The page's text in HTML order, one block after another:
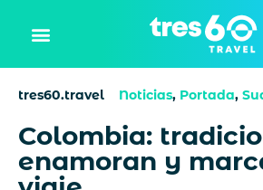
tres60.travel Noticias, Portada,
Colombia:
enamoran y